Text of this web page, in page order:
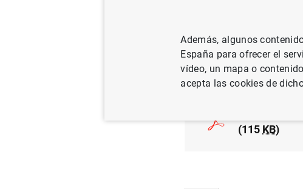
ESPAÑA
(115 KB)
Además, algunos
España para ofrecer el
vídeo, un mapa o
acepta las cookies de